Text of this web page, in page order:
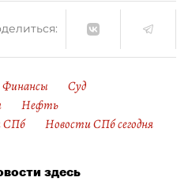
Финансы
Суд
Нефть
СПб Новости СПб сегодня
здесь